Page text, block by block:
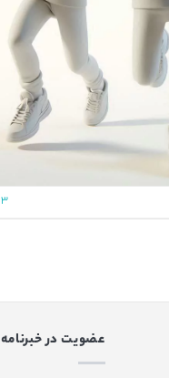
۳ دیدگاه
عضویت در خبرنامه